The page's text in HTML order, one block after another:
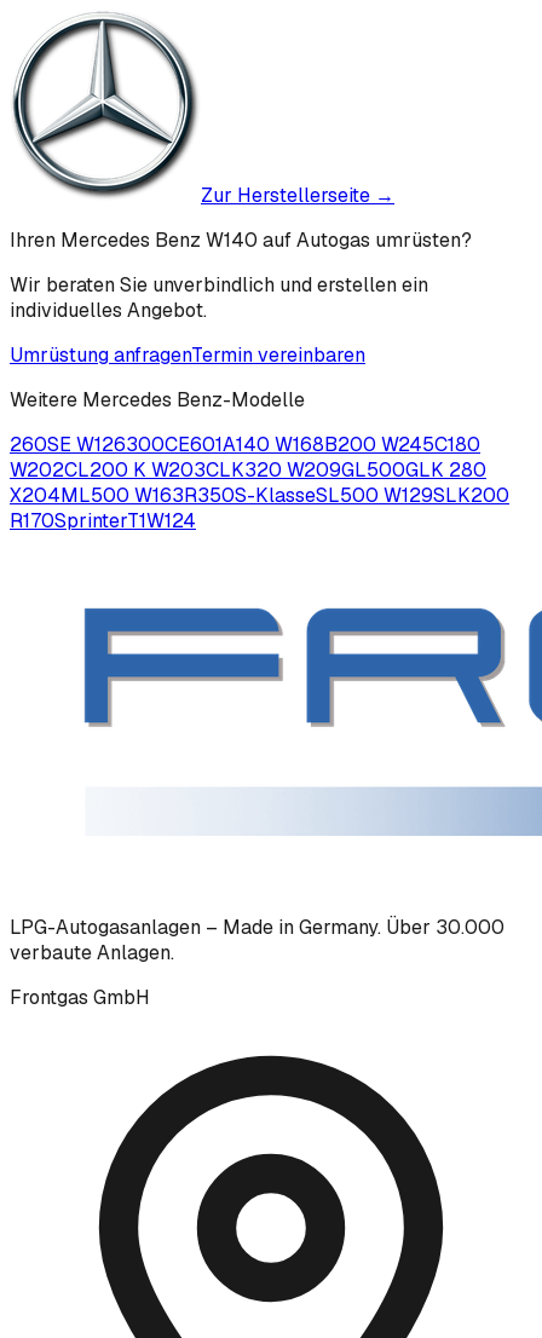
Zur Herstellerseite →
Ihren Mercedes Benz W140 auf Autogas umrüsten?
Wir beraten Sie unverbindlich und erstellen ein
individuelles Angebot.
Umrüstung anfragenTermin vereinbaren
Weitere Mercedes Benz-Modelle
260SE W126300CE601A140 W168B200 W245C180
W202CL200 K W203CLK320 W209GL500GLK 280
X204ML500 W163R350S-KlasseSL500 W129SLK200
R170SprinterT1W124
LPG-Autogasanlagen – Made in Germany. Über 30.000
verbaute Anlagen.
Frontgas GmbH